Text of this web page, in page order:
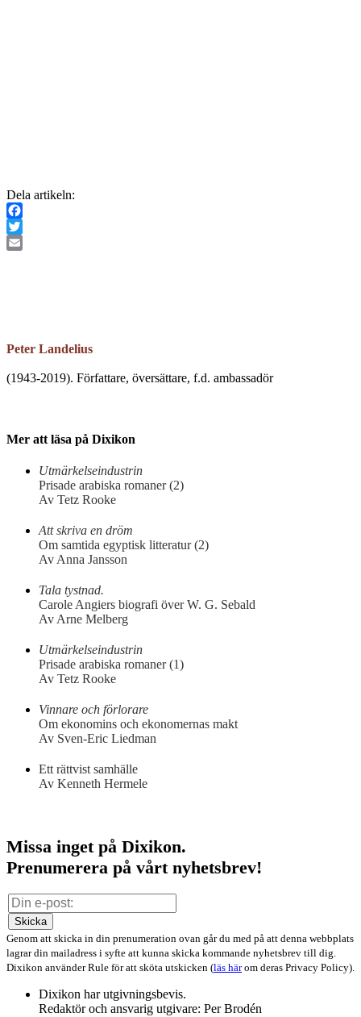
Dela artikeln:
Facebook
Twitter
Peter Landelius
(1943-2019). Författare, översättare, f.d. ambassadör
Mer att läsa på Dixikon
Utmärkelseindustrin
Prisade arabiska romaner (2)
Av Tetz Rooke
Att skriva en dröm
Om samtida egyptisk litteratur (2)
Av Anna Jansson
Tala tystnad.
Carole Angiers biografi över W. G. Sebald
Av Arne Melberg
Utmärkelseindustrin
Prisade arabiska romaner (1)
Av Tetz Rooke
Vinnare och förlorare
Om ekonomins och ekonomernas makt
Av Sven-Eric Liedman
Ett rättvist samhälle
Av Kenneth Hermele
Missa inget på Dixikon.
Prenumerera på vårt nyhetsbrev!
Skicka
Genom att skicka in din prenumeration ovan går du med på att denna webbplats
lagrar din mailadress i syfte att kunna skicka kommande nyhetsbrev till dig.
Dixikon använder Rule för att sköta utskicken (läs härom deras Privacy Policy).
Dixikon har utgivningsbevis.
Redaktör och ansvarig utgivare: Per Brodén